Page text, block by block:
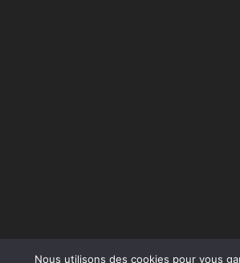
Nous utilisons des cookies pour vous